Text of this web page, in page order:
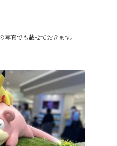
真でも載せておきます。